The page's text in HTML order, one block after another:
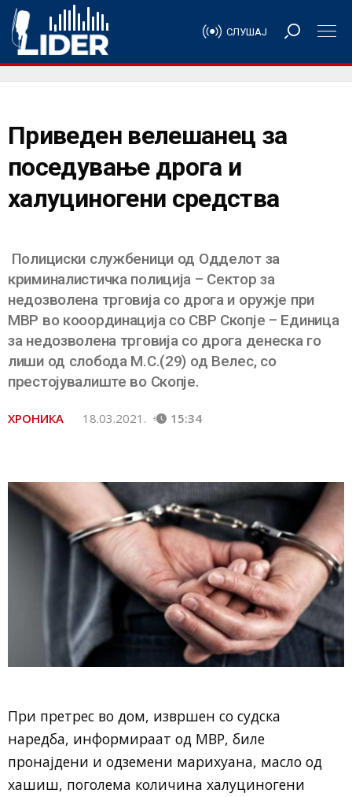
СЛУШАЈ
Приведен велешанец за
поседување дрога и
халуциногени средства
Полициски службеници од Одделот за
криминалистичка полиција – Сектор за
недозволена трговија со дрога и оружје при
МВР во кооординација со СВР Скопје – Единица
за недозволена трговија со дрога денеска го
лиши од слобода М.С.(29) од Велес, со
престојувалиште во Скопје.
ХРОНИКА 18.03.2021. 15:34
При претрес во дом, извршен со судска
наредба, информираат од МВР, биле
пронајдени и одземени марихуана, масло од
хашиш, поголема количина халуциногени